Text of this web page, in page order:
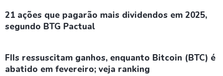
21 ações que pagarão mais dividendos em 2025,
segundo BTG Pactual
FIIs ressuscitam ganhos, enquanto Bitcoin (BTC) é
abatido em fevereiro; veja ranking